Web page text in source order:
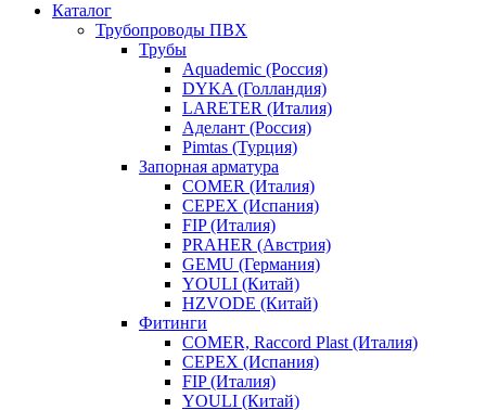
Каталог
Трубопроводы ПВХ
Трубы
Aquademic (Россия)
DYKA (Голландия)
LARETER (Италия)
Аделант (Россия)
Pimtas (Турция)
Запорная арматура
COMER (Италия)
CEPEX (Испания)
FIP (Италия)
PRAHER (Австрия)
GEMU (Германия)
YOULI (Китай)
HZVODE (Китай)
Фитинги
COMER, Raccord Plast (Италия)
CEPEX (Испания)
FIP (Италия)
YOULI (Китай)